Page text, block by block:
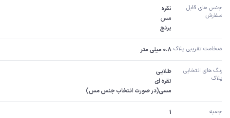
سفارش
برنج
ضخامت تقریبی پلاک 0.8 میلی متر
پلاک
مسی(در صورت انتخاب جنس مس)
جعبه 1